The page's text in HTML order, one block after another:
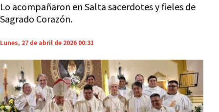
Lo acompañaron en Salta sacerdotes y fieles de
Sagrado Corazón.
Lunes, 27 de abril de 2026 00:31